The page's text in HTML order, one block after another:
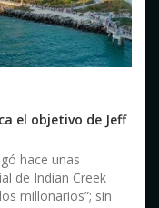
el objetivo de Jeff
hace unas
de Indian Creek
millonarios”; sin